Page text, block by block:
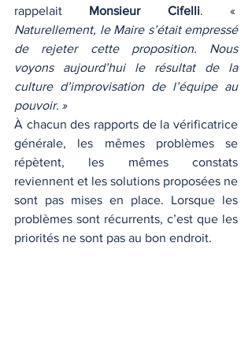
rappelait Monsieur Cifelli. «
Naturellement, le Maire s’était empressé
de rejeter cette proposition. Nous
voyons aujourd’hui le résultat de la
culture d’improvisation de l’équipe au
pouvoir. »
À chacun des rapports de la vérificatrice
générale, les mêmes problèmes se
répètent, les mêmes constats
reviennent et les solutions proposées ne
sont pas mises en place. Lorsque les
problèmes sont récurrents, c’est que les
priorités ne sont pas au bon endroit.